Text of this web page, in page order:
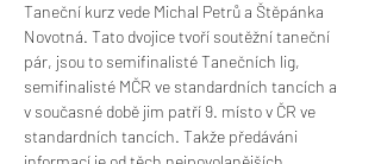
Taneční kurz vede Michal Petrů a Štěpánka
Novotná. Tato dvojice tvoří soutěžní taneční
pár, jsou to semifinalisté Tanečních lig,
semifinalisté MČR ve standardních tancích a
v současné době jim patří 9. místo v ČR ve
standardních tancích. Takže předáváni